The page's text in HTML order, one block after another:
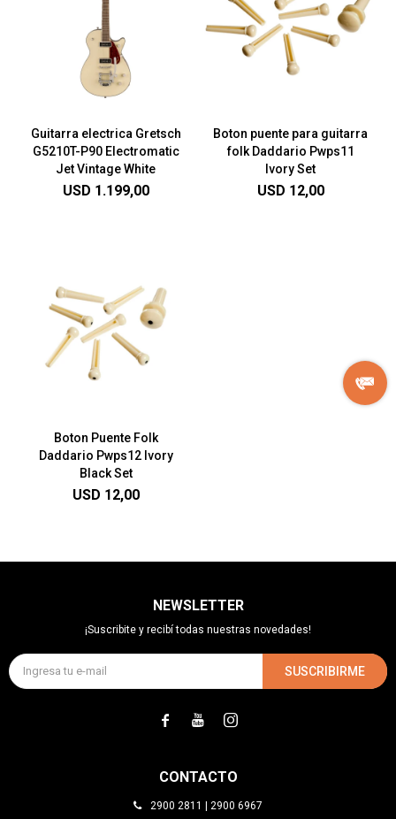
Guitarra electrica Gretsch
G5210T-P90 Electromatic
Jet Vintage White
USD 1.199,00
Boton puente para guitarra
folk Daddario Pwps11
Ivory Set
USD 12,00
Boton Puente Folk
Daddario Pwps12 Ivory
Black Set
USD 12,00
CONTACTO
2900 2811 | 2900 6967
NEWSLETTER
¡Suscribite y recibí todas nuestras novedades!
SUSCRIBIRME
  